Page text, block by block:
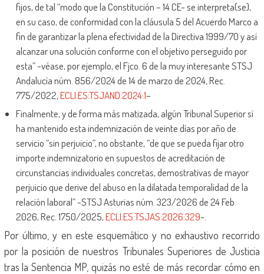
fijos, de tal “modo que la Constitución – 14 CE- se interpreta(se),
en su caso, de conformidad con la cláusula 5 del Acuerdo Marco a
fin de garantizar la plena efectividad de la Directiva 1999/70 y así
alcanzar una solución conforme con el objetivo perseguido por
esta” -véase, por ejemplo, el Fjco. 6 de la muy interesante STSJ
Andalucía núm. 856/2024 de 14 de marzo de 2024, Rec.
775/2022,ECLI:ES:TSJAND:2024:1–
Finalmente, y de forma más matizada, algún Tribunal Superior sí
ha mantenido esta indemnización de veinte días por año de
servicio “sin perjuicio”, no obstante, “de que se pueda fijar otro
importe indemnizatorio en supuestos de acreditación de
circunstancias individuales concretas, demostrativas de mayor
perjuicio que derive del abuso en la dilatada temporalidad de la
relación laboral” -STSJ Asturias núm. 323/2026 de 24 Feb.
2026, Rec. 1750/2025,ECLI:ES:TSJAS:2026:329-.
Por último, y en este esquemático y no exhaustivo recorrido
por la posición de nuestros Tribunales Superiores de Justicia
tras la Sentencia MP, quizás no esté de más recordar cómo en